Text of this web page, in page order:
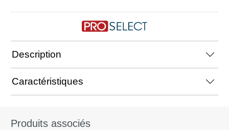
Description
Caractéristiques
Produits associés